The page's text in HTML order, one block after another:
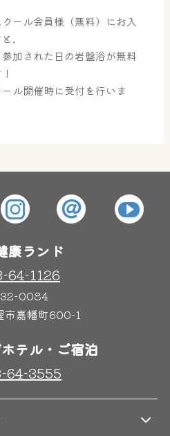
ボディケア
ール会員様（無料）にお入
、
参加された日の岩盤浴が無料
ル開催時に受付を行いま
康ランド
64-1126
0084
市嘉幡町600-1
テル・ご宿泊
64-3555